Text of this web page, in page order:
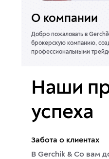
О компании
Добро пожаловать в
брокерскую компанию,
профессиональными
Наши
успеха
Забота о клиентах
В Gerchik & Co вам